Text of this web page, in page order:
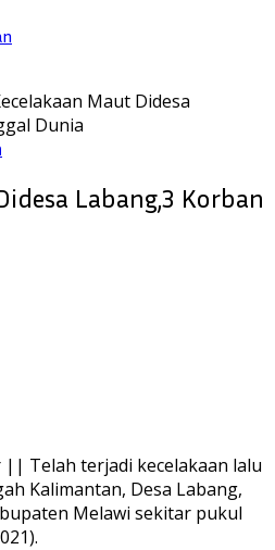
Maut Didesa
Dunia
Labang,3 Korban
|| Telah terjadi kecelakaan lalu
Kalimantan, Desa Labang,
Melawi sekitar pukul